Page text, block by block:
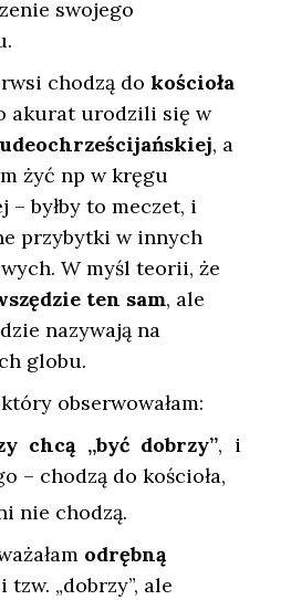
swojego
chodzą do kościoła
akurat urodzili się w
, a
żyć np w kręgu
byłby to meczet, i
przybytki w innych
W myśl teorii, że
ten sam, ale
nazywają na
globu.
obserwowałam:
chcą „być dobrzy”, i
– chodzą do kościoła,
nie chodzą.
odrębną
„dobrzy”, ale